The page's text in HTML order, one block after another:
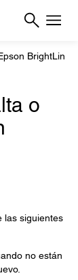
BrightLink
o
las siguientes
no están